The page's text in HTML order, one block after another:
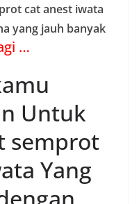
cat anest iwata
yang jauh banyak
…
Untuk
semprot
Yang